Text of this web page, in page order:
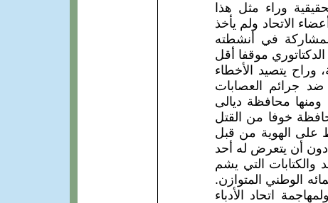
وراء مثل هذا
الاتحاد ولم يأخذ
للمشاركة في أنشطته
موقفا أقل
وراح يتصيد الأخطاء
جرائم العصابات
محافظة ديالى
خوفا من القتل
على الهوية من قبل
أن يتعرض له أحد
التي يشم
الوطني المتوازن.
اتحاد الأدباء